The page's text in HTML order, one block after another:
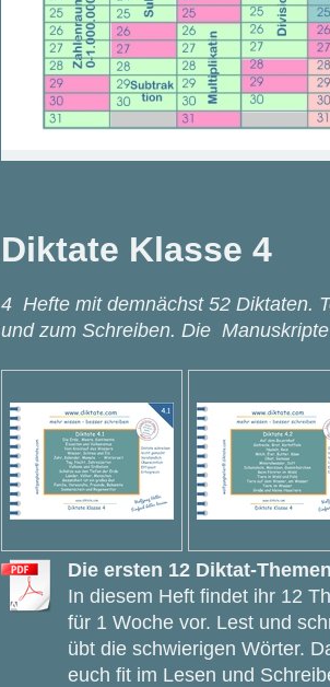
Diktate Klasse 4
4 Hefte mit demnächst 52 Diktaten.
und zum Schreiben. Die
Die ersten 12 Diktat-
In diesem Heft findet ihr 12
für 1 Woche vor. Lest und
übt die schwierigen Wörter.
euch fit im Lesen und